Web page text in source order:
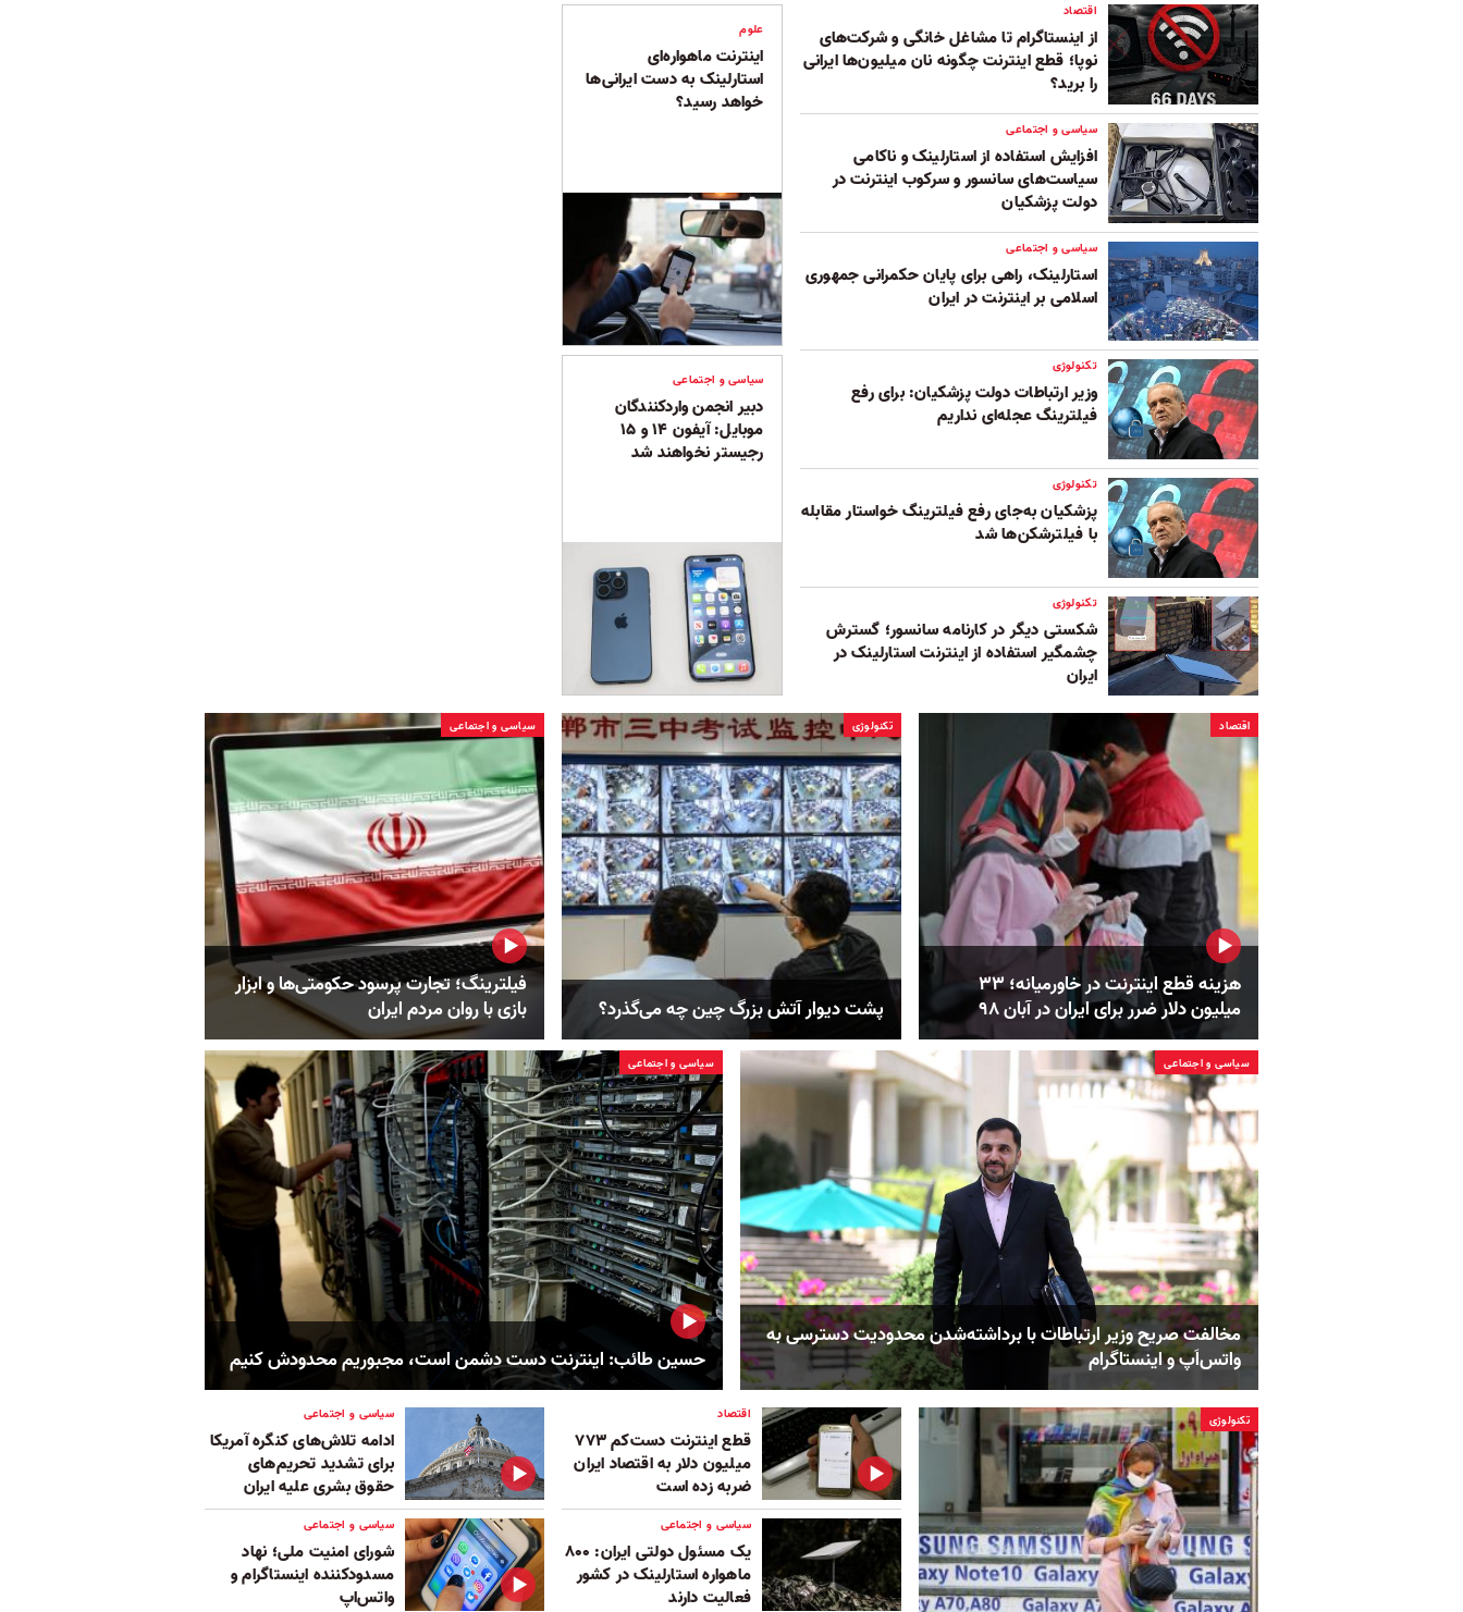
اقتصاد
از اینستاگرام تا مشاغل خانگی و شرکت‌های
نوپا؛ قطع اینترنت چگونه نان میلیون‌ها ایرانی
را برید؟
سیاسی و اجتماعی
افزایش استفاده از استارلینک و ناکامی
سیاست‌های سانسور و سرکوب اینترنت در
دولت پزشکیان
سیاسی و اجتماعی
استارلینک، راهی برای پایان حکمرانی جمهوری
اسلامی بر اینترنت در ایران
تکنولوژی
وزیر ارتباطات دولت پزشکیان: برای رفع
فیلترینگ عجله‌ای نداریم
تکنولوژی
پزشکیان به‌جای رفع فیلترینگ خواستار مقابله
با فیلترشکن‌ها شد
تکنولوژی
شکستی دیگر در کارنامه سانسور؛ گسترش
چشمگیر استفاده از اینترنت استارلینک در
ایران
علوم
اینترنت ماهواره‌ای
استارلینک به دست ایرانی‌ها
خواهد رسید؟
سیاسی و اجتماعی
دبیر انجمن واردکنندگان
موبایل: آیفون ۱۴ و ۱۵
رجیستر نخواهند شد
اقتصاد
هزینه قطع اینترنت در خاورمیانه؛ ۳۳
میلیون دلار ضرر برای ایران در آبان ۹۸
تکنولوژی
پشت دیوار آتش بزرگ چین چه می‌گذرد؟
سیاسی و اجتماعی
فیلترینگ؛ تجارت پرسود حکومتی‌ها و ابزار
بازی با روان مردم ایران
سیاسی و اجتماعی
مخالفت صریح وزیر ارتباطات با برداشته‌شدن محدودیت دسترسی به
واتس‌اَپ و اینستاگرام
سیاسی و اجتماعی
حسین طائب: اینترنت دست دشمن است، مجبوریم محدودش کنیم
تکنولوژی اقتصاد
قطع اینترنت دست‌کم ۷۷۳
میلیون دلار به اقتصاد ایران
ضربه زده است
سیاسی و اجتماعی
یک مسئول دولتی ایران: ۸۰۰
ماهواره استارلینک در کشور
فعالیت دارند
سیاسی و اجتماعی
ادامه تلاش‌های کنگره آمریکا
برای تشدید تحریم‌های
حقوق بشری علیه ایران
سیاسی و اجتماعی
شورای امنیت ملی؛ نهاد
مسدودکننده اینستاگرام و
واتس‌‌اپ